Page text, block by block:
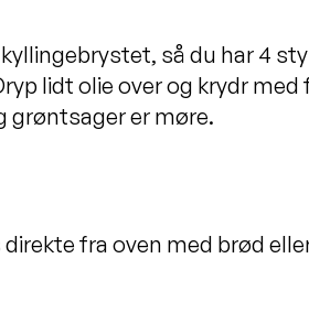
så du har 4
lidt olie over og krydr med
grøntsager er møre.
fra oven med brød